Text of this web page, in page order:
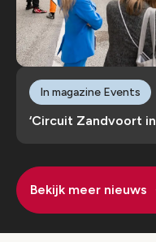
‘Circuit Zandvoort
In magazine Events
Bekijk meer nieuws